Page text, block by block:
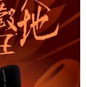
同意方可使用
本公司不負相關責
戶狀況，依本公司即
本公司將視審查結果
查看運費